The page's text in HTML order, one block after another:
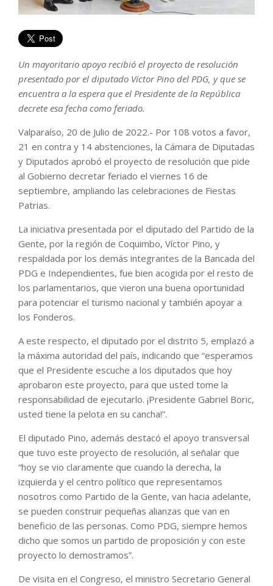
Un mayoritario apoyo recibió el proyecto de resolución
presentado por el diputado Víctor Pino del PDG, y que se
encuentra a la espera que el Presidente de la República
decrete esa fecha como feriado.
Valparaíso, 20 de Julio de 2022.- Por 108 votos a favor,
21 en contra y 14 abstenciones, la Cámara de Diputadas
y Diputados aprobó el proyecto de resolución que pide
al Gobierno decretar feriado el viernes 16 de
septiembre, ampliando las celebraciones de Fiestas
Patrias.
La iniciativa presentada por el diputado del Partido de la
Gente, por la región de Coquimbo, Víctor Pino, y
respaldada por los demás integrantes de la Bancada del
PDG e Independientes, fue bien acogida por el resto de
los parlamentarios, que vieron una buena oportunidad
para potenciar el turismo nacional y también apoyar a
los Fonderos.
A este respecto, el diputado por el distrito 5, emplazó a
la máxima autoridad del país, indicando que “esperamos
que el Presidente escuche a los diputados que hoy
aprobaron este proyecto, para que usted tome la
responsabilidad de ejecutarlo. ¡Presidente Gabriel Boric,
usted tiene la pelota en su cancha!”.
El diputado Pino, además destacó el apoyo transversal
que tuvo este proyecto de resolución, al señalar que
“hoy se vio claramente que cuando la derecha, la
izquierda y el centro político que representamos
nosotros como Partido de la Gente, van hacia adelante,
se pueden construir pequeñas alianzas que van en
beneficio de las personas. Como PDG, siempre hemos
dicho que somos un partido de proposición y con este
proyecto lo demostramos”.
De visita en el Congreso, el ministro Secretario General